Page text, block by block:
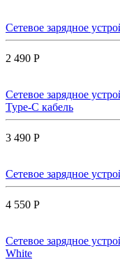
Сетевое зарядное
2 490 Р
Сетевое зарядное
Type-C кабель
3 490 Р
Сетевое зарядное
4 550 Р
Сетевое зарядное
White